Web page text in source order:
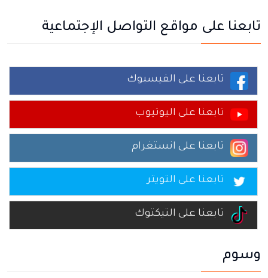
تابعنا على مواقع التواصل الإجتماعية
تابعنا على الفيسبوك
تابعنا على اليوتيوب
تابعنا على انستغرام
تابعنا على التويتر
تابعنا على التيكتوك
وسوم